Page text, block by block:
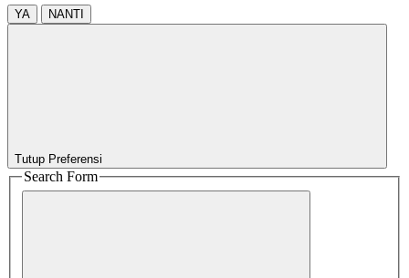
YA NANTI
Tutup Preferensi
Search Form